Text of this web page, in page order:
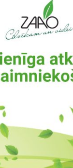
kategorijā: